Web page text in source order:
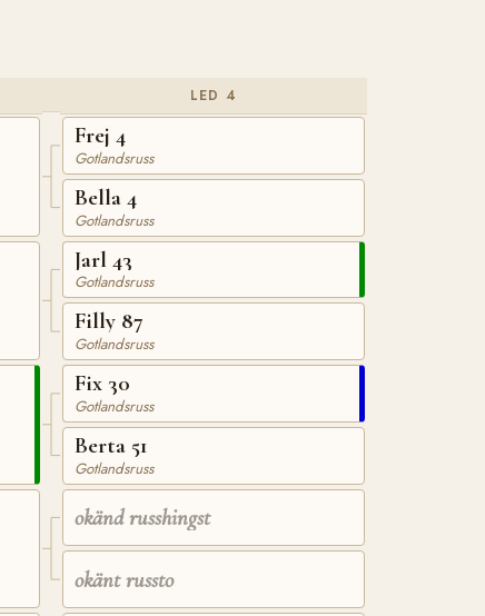
LED 4
Frej 4
Gotlandsruss
Bella 4
Gotlandsruss
Jarl 43
Gotlandsruss
Filly 87
Gotlandsruss
Fix 30
Gotlandsruss
Berta 51
Gotlandsruss
okänd russhingst
okänt russto